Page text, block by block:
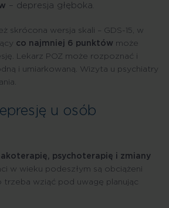
– depresja głęboka.
skrócona wersja skali – GDS-15, w
co najmniej 6 punktów może
Lekarz POZ może rozpoznać i
i umiarkowaną. Wizyta u psychiatry
u osób
psychoterapię i zmiany
w wieku podeszłym są obciążeni
trzeba wziąć pod uwagę planując